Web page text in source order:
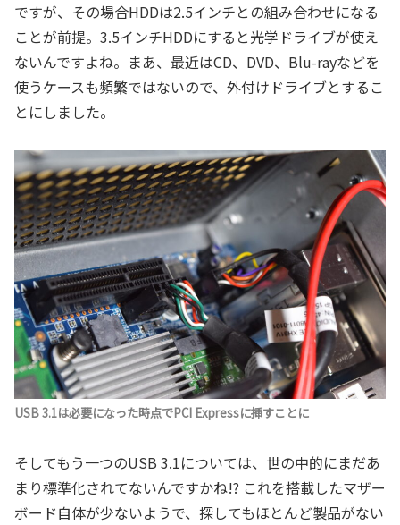
ですが、その場合HDDは2.5インチとの組み合わせになる
ことが前提。3.5インチHDDにすると光学ドライブが使え
ないんですよね。まあ、最近はCD、DVD、Blu-rayなどを
使うケースも頻繁ではないので、外付けドライブとするこ
とにしました。
USB 3.1は必要になった時点でPCI Expressに挿すことに
そしてもう一つのUSB 3.1については、世の中的にまだあ
まり標準化されてないんですかね!? これを搭載したマザー
ボード自体が少ないようで、探してもほとんど製品がない